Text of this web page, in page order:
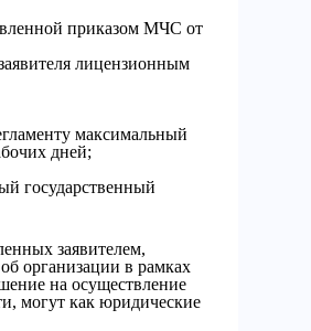
приказом МЧС от
лицензионным
максимальный
дней;
государственный
заявителем,
организации в рамках
на осуществление
могут как юридические